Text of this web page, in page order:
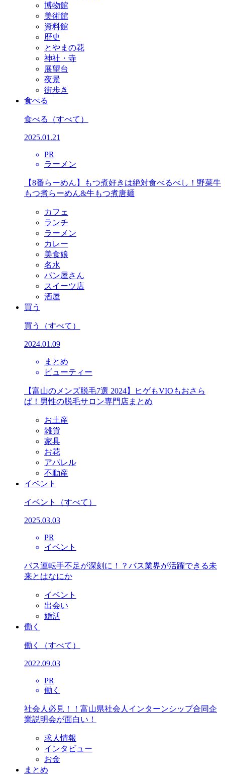
博物館
美術館
資料館
歴史
とやまの花
神社・寺
展望台
夜景
街歩き
食べる
食べる （すべて）
2025.01.21
PR
ラーメン
【8番らーめん】もつ煮好きは絶対食べるべし！野菜牛
もつ煮らーめん&牛もつ煮唐麺
カフェ
ランチ
ラーメン
カレー
美食娘
名水
パン屋さん
スイーツ店
酒屋
買う
買う （すべて）
2024.01.09
まとめ
ビューティー
【富山のメンズ脱毛7選 2024】ヒゲもVIOもおさら
ば！男性の脱毛サロン専門店まとめ
お土産
雑貨
家具
お花
アパレル
不動産
イベント
イベント （すべて）
2025.03.03
PR
イベント
バス運転手不足が深刻に！？バス業界が活躍できる未
来とはなにか
イベント
出会い
婚活
働く
働く （すべて）
2022.09.03
PR
働く
社会人必見！！富山県社会人インターンシップ合同企
業説明会が面白い！
求人情報
インタビュー
お金
まとめ